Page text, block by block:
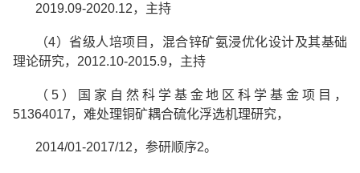
2019.09-2020.12，主持
（4）省级人培项目，混合锌矿氨浸优化设计及其基础
理论研究， 2012.10-2015.9，主持
（ 5）
国家自然科学基金地区科学基金项目，
51364017，难处理铜矿耦合硫化浮选机理研究，
2014/01-2017/12，参研顺序2。